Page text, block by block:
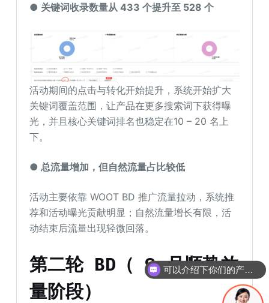
● 关键词收录数量从 433 个提升至 528 个
活动期间的点击与转化开始提升，系统开始扩大
关键词覆盖范围，让产品在更多搜索词下获得曝
光，并且核心关键词排名也稳定在10 – 20 名上
下。
● 总流量增加，但自然流量占比较低
活动主要依靠 WOOT BD 推广流量拉动，系统推
荐和活动曝光贡献明显；自然流量增长有限，活
动结束后流量出现轻微回落。
第二轮 BD（ 9 月顺势放
量阶段）
可以介绍下你们的产品么